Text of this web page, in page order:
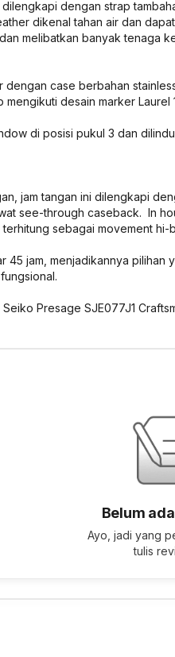
dengan strap
dikenal tahan air dan
melibatkan banyak tenaga
dengan case berbahan
desain marker Laurel
di posisi pukul 3 dan
jam tangan ini dilengkapi
see-through caseback. In
sebagai movement hi-
45 jam, menjadikannya
Presage SJE077J1
Belum
Ayo, jadi yang
tulis